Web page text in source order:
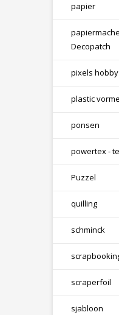
papier
Decopatch
pixels hobby
plastic
ponsen
powertex -
Puzzel
quilling
schminck
scraperfoil
sjabloon